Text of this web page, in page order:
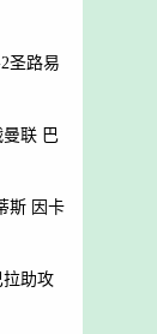
圣路易
曼联 巴
斯 因卡
拉助攻